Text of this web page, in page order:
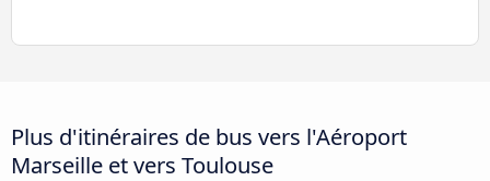
Plus d'itinéraires de bus vers l'Aéroport
Marseille et vers Toulouse